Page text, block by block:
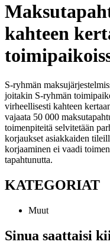
kahteen
S-ryhmän
joitakin S-ryhmän
virheellisesti kahteen
vajaata 50 000
toimenpiteitä selvitetään
korjaukset asiakkaiden
korjaaminen ei vaadi
tapahtunutta.
KATEGORIAT
Muut
Sinua saattaisi